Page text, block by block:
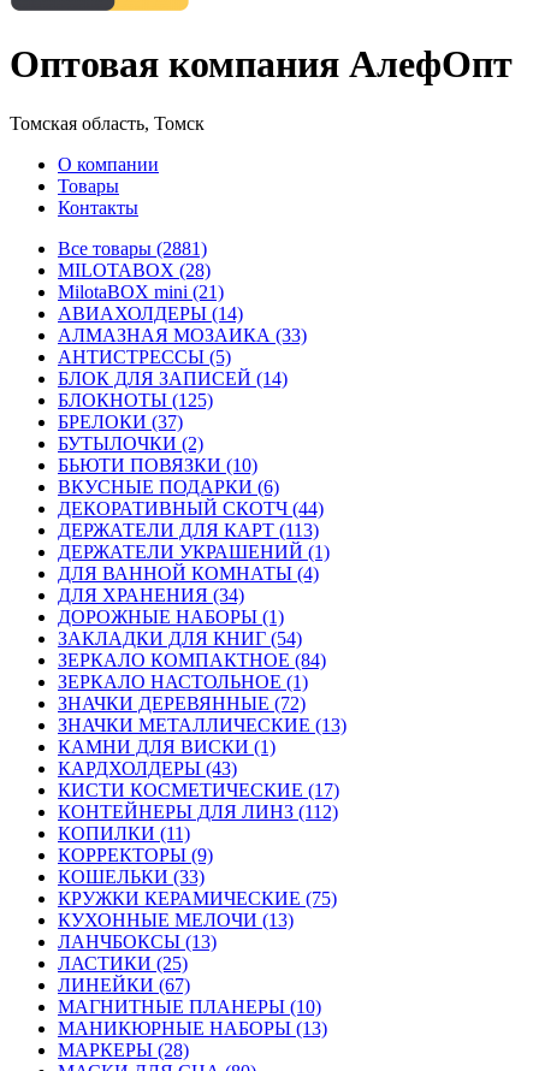
Оптовая компания АлефОпт
Томская область, Томск
О компании
Товары
Контакты
Все товары (2881)
MILOTABOX (28)
MilotaBOX mini (21)
АВИАХОЛДЕРЫ (14)
АЛМАЗНАЯ МОЗАИКА (33)
АНТИСТРЕССЫ (5)
БЛОК ДЛЯ ЗАПИСЕЙ (14)
БЛОКНОТЫ (125)
БРЕЛОКИ (37)
БУТЫЛОЧКИ (2)
БЬЮТИ ПОВЯЗКИ (10)
ВКУСНЫЕ ПОДАРКИ (6)
ДЕКОРАТИВНЫЙ СКОТЧ (44)
ДЕРЖАТЕЛИ ДЛЯ КАРТ (113)
ДЕРЖАТЕЛИ УКРАШЕНИЙ (1)
ДЛЯ ВАННОЙ КОМНАТЫ (4)
ДЛЯ ХРАНЕНИЯ (34)
ДОРОЖНЫЕ НАБОРЫ (1)
ЗАКЛАДКИ ДЛЯ КНИГ (54)
ЗЕРКАЛО КОМПАКТНОЕ (84)
ЗЕРКАЛО НАСТОЛЬНОЕ (1)
ЗНАЧКИ ДЕРЕВЯННЫЕ (72)
ЗНАЧКИ МЕТАЛЛИЧЕСКИЕ (13)
КАМНИ ДЛЯ ВИСКИ (1)
КАРДХОЛДЕРЫ (43)
КИСТИ КОСМЕТИЧЕСКИЕ (17)
КОНТЕЙНЕРЫ ДЛЯ ЛИНЗ (112)
КОПИЛКИ (11)
КОРРЕКТОРЫ (9)
КОШЕЛЬКИ (33)
КРУЖКИ КЕРАМИЧЕСКИЕ (75)
КУХОННЫЕ МЕЛОЧИ (13)
ЛАНЧБОКСЫ (13)
ЛАСТИКИ (25)
ЛИНЕЙКИ (67)
МАГНИТНЫЕ ПЛАНЕРЫ (10)
МАНИКЮРНЫЕ НАБОРЫ (13)
МАРКЕРЫ (28)